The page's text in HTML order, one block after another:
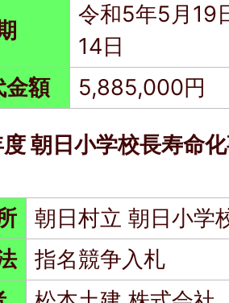
令和5年5月19
14日
金額
5,885,000円
朝日小学校長寿命
朝日村立 朝日小学
指名競争入札